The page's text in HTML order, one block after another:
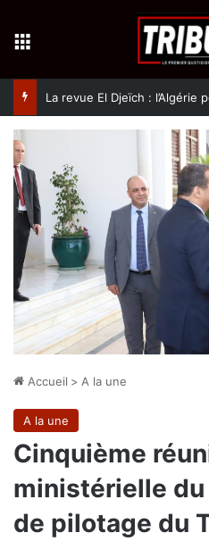
Accueil > A la une
A la une
Cinquième
ministérielle
de pilotage du